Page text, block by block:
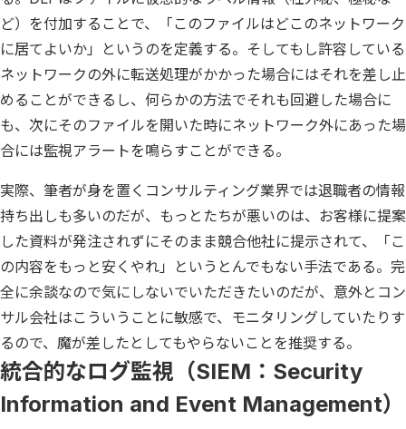
ど）を付加することで、「このファイルはどこのネットワーク
に居てよいか」というのを定義する。そしてもし許容している
ネットワークの外に転送処理がかかった場合にはそれを差し止
めることができるし、何らかの方法でそれも回避した場合に
も、次にそのファイルを開いた時にネットワーク外にあった場
合には監視アラートを鳴らすことができる。
実際、筆者が身を置くコンサルティング業界では退職者の情報
持ち出しも多いのだが、もっとたちが悪いのは、お客様に提案
した資料が発注されずにそのまま競合他社に提示されて、「こ
の内容をもっと安くやれ」というとんでもない手法である。完
全に余談なので気にしないでいただきたいのだが、意外とコン
サル会社はこういうことに敏感で、モニタリングしていたりす
るので、魔が差したとしてもやらないことを推奨する。
統合的なログ監視（SIEM：Security
Information and Event Management）